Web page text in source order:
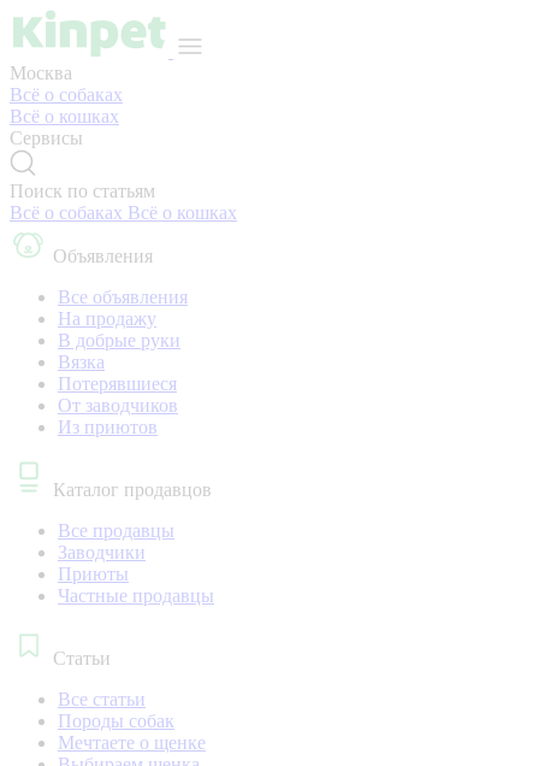
Москва
Всё о собаках
Всё о кошках
Сервисы
Поиск по статьям
Всё о собаках Всё о кошках
Объявления
Все объявления
На продажу
В добрые руки
Вязка
Потерявшиеся
От заводчиков
Из приютов
Каталог продавцов
Все продавцы
Заводчики
Приюты
Частные продавцы
Статьи
Все статьи
Породы собак
Мечтаете о щенке